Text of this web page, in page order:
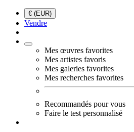
€ (EUR)
Vendre
Mes œuvres favorites
Mes artistes favoris
Mes galeries favorites
Mes recherches favorites
Recommandés pour vous
Faire le test personnalisé